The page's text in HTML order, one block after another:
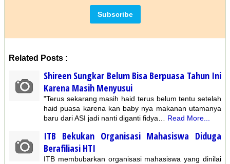
Related Posts :
Shireen Sungkar Belum Bisa Berpuasa Tahun Ini
Karena Masih Menyusui
"Terus sekarang masih haid terus belum tentu setelah
haid puasa karena kan baby nya makanan utamanya
baru dari ASI jadi nanti diganti fidya…
Read More...
ITB Bekukan Organisasi Mahasiswa Diduga
Berafiliasi HTI
ITB membubarkan organisasi mahasiswa yang dinilai